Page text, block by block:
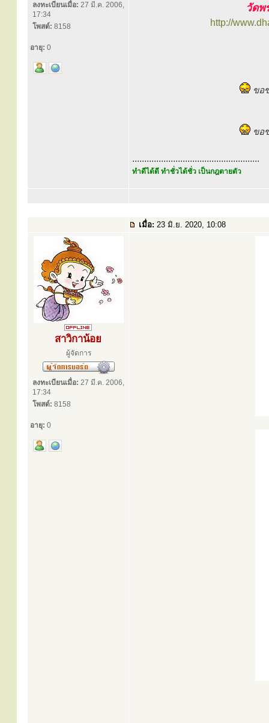
ลงทะเบียนเมื่อ: 27 มี.ค. 2006,
17:34
โพสต์: 8158
อายุ: 0
วัดพ
http://
ขอข
ขอ
.....................................................
ทำดีได้ดี ทำชั่วได้ชั่ว เป็นกฎตายตัว
เมื่อ: 23 มิ.ย. 2020, 10:08
สาวิกาน้อย
ผู้จัดการ
ลงทะเบียนเมื่อ: 27 มี.ค. 2006,
17:34
โพสต์: 8158
อายุ: 0